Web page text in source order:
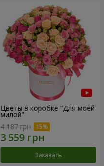
Цветы в коробке "Для моей
милой"
4 187 грн
Заказать